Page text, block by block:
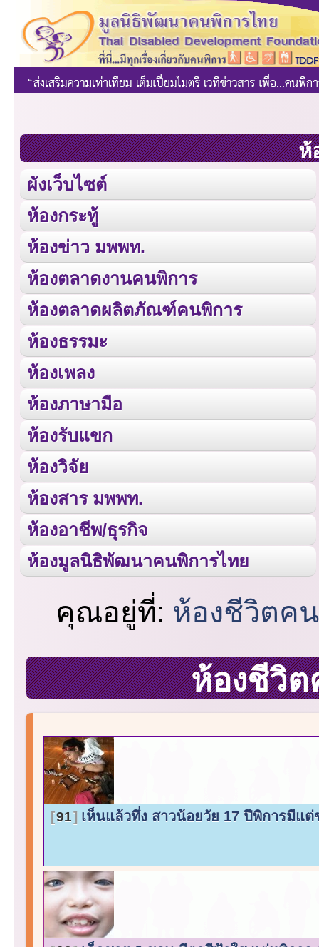
ห้
ผังเว็บไซต์
ห้องกระทู้
ห้องข่าว มพพท.
ห้องตลาดงานคนพิการ
ห้องตลาดผลิตภัณฑ์คนพิการ
ห้องธรรมะ
ห้องเพลง
ห้องภาษามือ
ห้องรับแขก
ห้องวิจัย
ห้องสาร มพพท.
ห้องอาชีพ/ธุรกิจ
ห้องมูลนิธิพัฒนาคนพิการไทย
คุณอยู่ที่: ห้องชีวิตค
ห้องชีวิ
91 เห็นแล้วทึ่ง สาวน้อยวัย 17 ปีพิการมีแ